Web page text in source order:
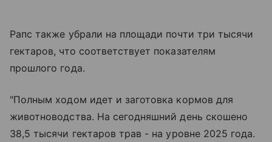
Рапс также убрали на площади почти три тысячи
гектаров, что соответствует показателям
прошлого года.
"Полным ходом идет и заготовка кормов для
животноводства. На сегодняшний день скошено
38,5 тысячи гектаров трав - на уровне 2025 года.